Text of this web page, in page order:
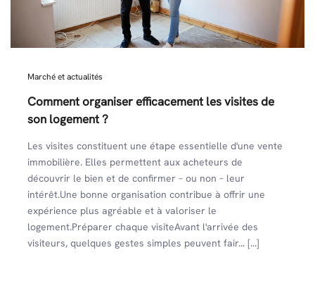
Marché et actualités
Comment organiser efficacement les visites de
son logement ?
Les visites constituent une étape essentielle d'une vente
immobilière. Elles permettent aux acheteurs de
découvrir le bien et de confirmer – ou non – leur
intérêt.Une bonne organisation contribue à offrir une
expérience plus agréable et à valoriser le
logement.Préparer chaque visiteAvant l'arrivée des
visiteurs, quelques gestes simples peuvent fair... [...]